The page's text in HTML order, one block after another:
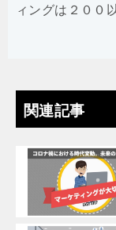
ィングは２００
関連記事